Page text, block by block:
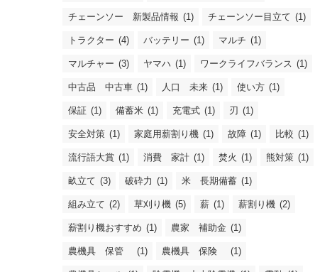
チェーンソー 新製品情報 (1) チェーンソー目立て (1)
トラクター (4) バッテリー (1) マルチ (1)
マルチャー (3) ヤマハ (1) ワークライフバランス (1)
中古品 中古車 (1) 人口 未来 (1) 使い方 (1)
保証 (1) 備蓄米 (1) 充電式 (1) 刃 (1)
安全対策 (1) 家庭用薪割り機 (1) 故障 (1) 比較 (1)
流行語大賞 (1) 消費 家計 (1) 焚火 (1) 熊対策 (1)
畝立て (3) 破砕力 (1) 米 長期備蓄 (1)
組み立て (2) 草刈り機 (5) 薪 (1) 薪割り機 (2)
薪割り機おすすめ (1) 農家 補助金 (1)
農機具 保管 (1) 農機具 保険 (1)